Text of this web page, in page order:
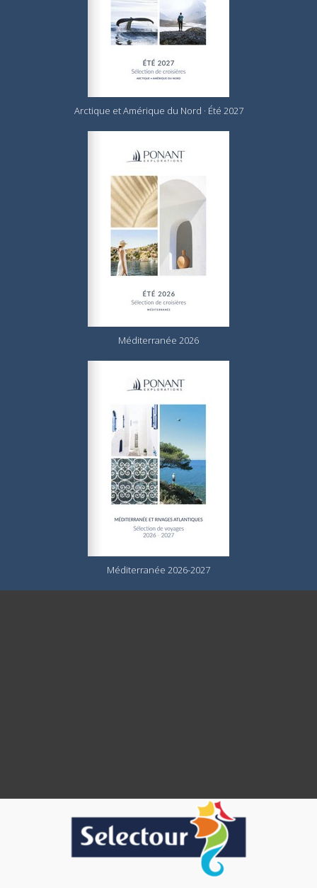
Arctique et Amérique du Nord · Été 2027
Méditerranée 2026
Méditerranée 2026-2027